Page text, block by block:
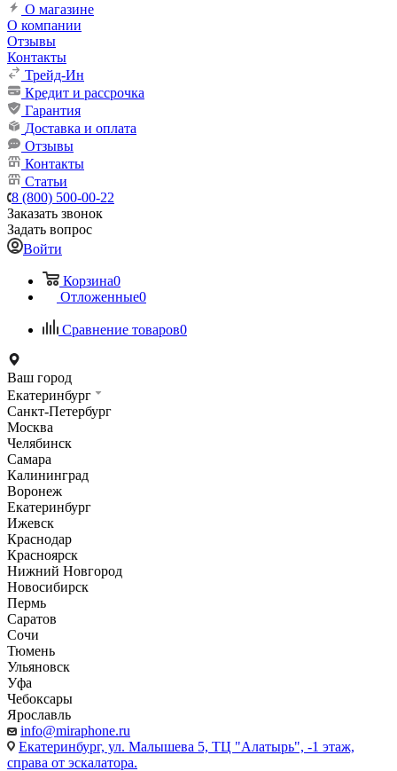
О магазине
О компании
Отзывы
Контакты
Трейд-Ин
Кредит и рассрочка
Гарантия
Доставка и оплата
Отзывы
Контакты
Статьи
8 (800) 500-00-22
Заказать звонок
Задать вопрос
Войти
Корзина0
Отложенные0
Сравнение товаров0
Ваш город
Екатеринбург
Санкт-Петербург
Москва
Челябинск
Самара
Калининград
Воронеж
Екатеринбург
Ижевск
Краснодар
Красноярск
Нижний Новгород
Новосибирск
Пермь
Саратов
Сочи
Тюмень
Ульяновск
Уфа
Чебоксары
Ярославль
info@miraphone.ru
Екатеринбург, ул. Малышева 5, ТЦ "Алатырь", -1 этаж,
справа от эскалатора.